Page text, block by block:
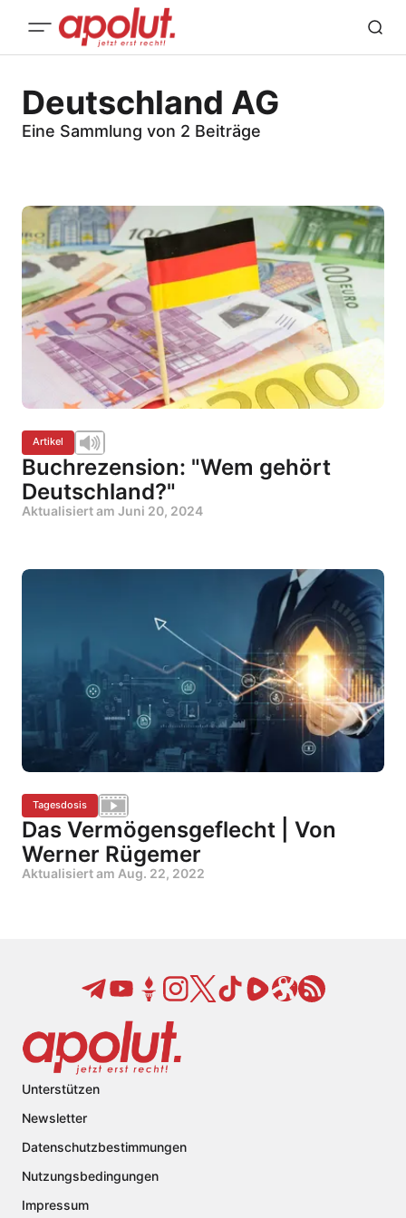
Deutschland AG
Eine Sammlung von 2 Beiträge
Artikel
Buchrezension: "Wem gehört
Deutschland?"
Aktualisiert am Juni 20, 2024
Tagesdosis
Das Vermögensgeflecht | Von
Werner Rügemer
Aktualisiert am Aug. 22, 2022
Unterstützen
Newsletter
Datenschutzbestimmungen
Nutzungsbedingungen
Impressum